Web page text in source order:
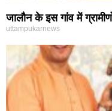
जालौन के इस गांव में
uttampukarnews